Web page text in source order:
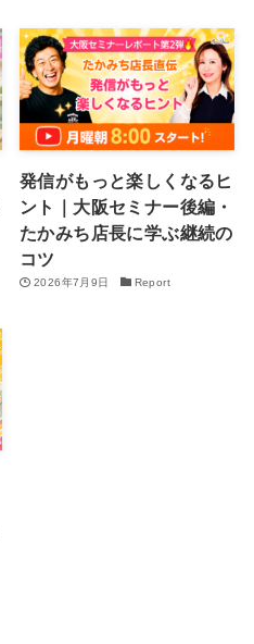
発信がもっと楽しくなるヒ
ント｜大阪セミナー後編・
たかみち店長に学ぶ継続の
コツ
2026年7月9日 Report